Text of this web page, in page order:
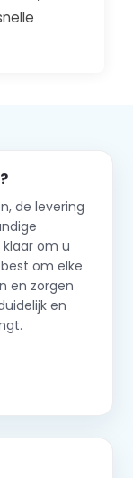
de levering
om u
om elke
en zorgen
en